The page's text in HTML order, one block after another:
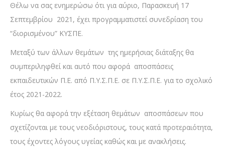
Θέλω να σας ενημερώσω ότι για αύριο, Παρασκευή 17
Σεπτεμβρίου 2021, έχει προγραμματιστεί συνεδρίαση του
“διορισμένου” ΚΥΣΠΕ.
Μεταξύ των άλλων θεμάτων της ημερήσιας διάταξης θα
συμπεριληφθεί και αυτό που αφορά αποσπάσεις
εκπαιδευτικών Π.Ε. από Π.Υ.Σ.Π.Ε. σε Π.Υ.Σ.Π.Ε. για το σχολικό
έτος 2021-2022.
Κυρίως θα αφορά την εξέταση θεμάτων αποσπάσεων που
σχετίζονται με τους νεοδιόριστους, τους κατά προτεραιότητα,
τους έχοντες λόγους υγείας καθώς και με ανακλήσεις.